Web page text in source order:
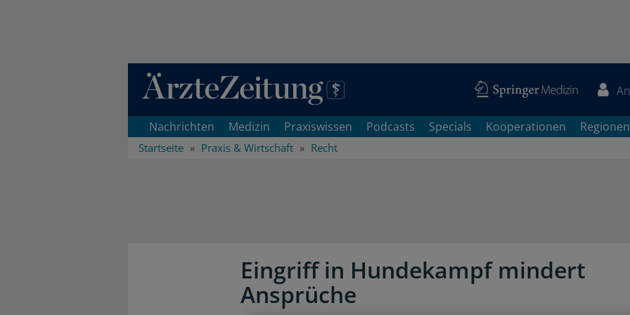
Direkt zum Inhaltsbereich
Nachrichten Medizin Praxiswissen Podcasts Specials Kooperationen Regionen
Startseite Praxis & Wirtschaft Recht
Eingriff in Hundekampf mindert
Ansprüche